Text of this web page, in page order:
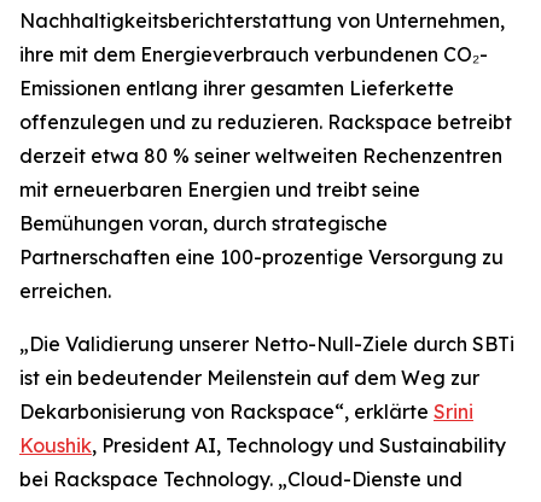
Nachhaltigkeitsberichterstattung von Unternehmen,
ihre mit dem Energieverbrauch verbundenen CO₂-
Emissionen entlang ihrer gesamten Lieferkette
offenzulegen und zu reduzieren. Rackspace betreibt
derzeit etwa 80 % seiner weltweiten Rechenzentren
mit erneuerbaren Energien und treibt seine
Bemühungen voran, durch strategische
Partnerschaften eine 100-prozentige Versorgung zu
erreichen.
„Die Validierung unserer Netto-Null-Ziele durch SBTi
ist ein bedeutender Meilenstein auf dem Weg zur
Dekarbonisierung von Rackspace“, erklärte Srini
Koushik, President AI, Technology und Sustainability
bei Rackspace Technology. „Cloud-Dienste und